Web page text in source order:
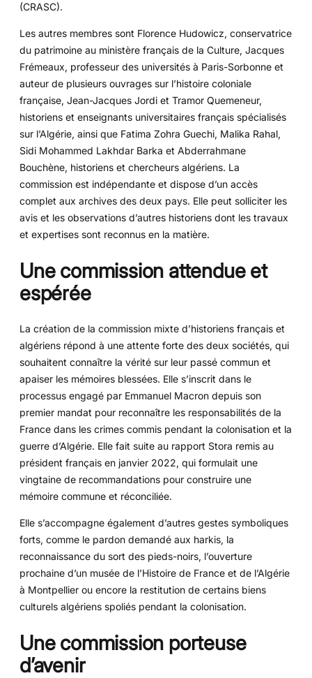
(CRASC).
Les autres membres sont Florence Hudowicz, conservatrice
du patrimoine au ministère français de la Culture, Jacques
Frémeaux, professeur des universités à Paris-Sorbonne et
auteur de plusieurs ouvrages sur l’histoire coloniale
française, Jean-Jacques Jordi et Tramor Quemeneur,
historiens et enseignants universitaires français spécialisés
sur l’Algérie, ainsi que Fatima Zohra Guechi, Malika Rahal,
Sidi Mohammed Lakhdar Barka et Abderrahmane
Bouchène, historiens et chercheurs algériens. La
commission est indépendante et dispose d’un accès
complet aux archives des deux pays. Elle peut solliciter les
avis et les observations d’autres historiens dont les travaux
et expertises sont reconnus en la matière.
Une commission attendue et
espérée
La création de la commission mixte d’historiens français et
algériens répond à une attente forte des deux sociétés, qui
souhaitent connaître la vérité sur leur passé commun et
apaiser les mémoires blessées. Elle s’inscrit dans le
processus engagé par Emmanuel Macron depuis son
premier mandat pour reconnaître les responsabilités de la
France dans les crimes commis pendant la colonisation et la
guerre d’Algérie. Elle fait suite au rapport Stora remis au
président français en janvier 2022, qui formulait une
vingtaine de recommandations pour construire une
mémoire commune et réconciliée.
Elle s’accompagne également d’autres gestes symboliques
forts, comme le pardon demandé aux harkis, la
reconnaissance du sort des pieds-noirs, l’ouverture
prochaine d’un musée de l’Histoire de France et de l’Algérie
à Montpellier ou encore la restitution de certains biens
culturels algériens spoliés pendant la colonisation.
Une commission porteuse
d’avenir